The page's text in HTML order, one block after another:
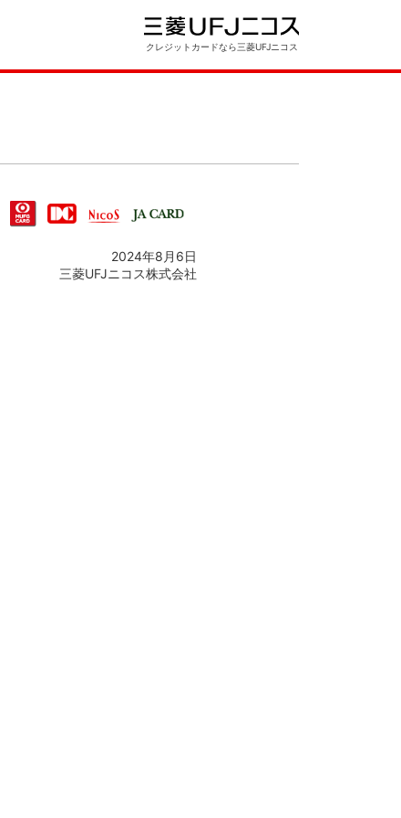
クレジットカードなら三菱UFJニコス
2024年8月6日
三菱UFJニコス株式会社